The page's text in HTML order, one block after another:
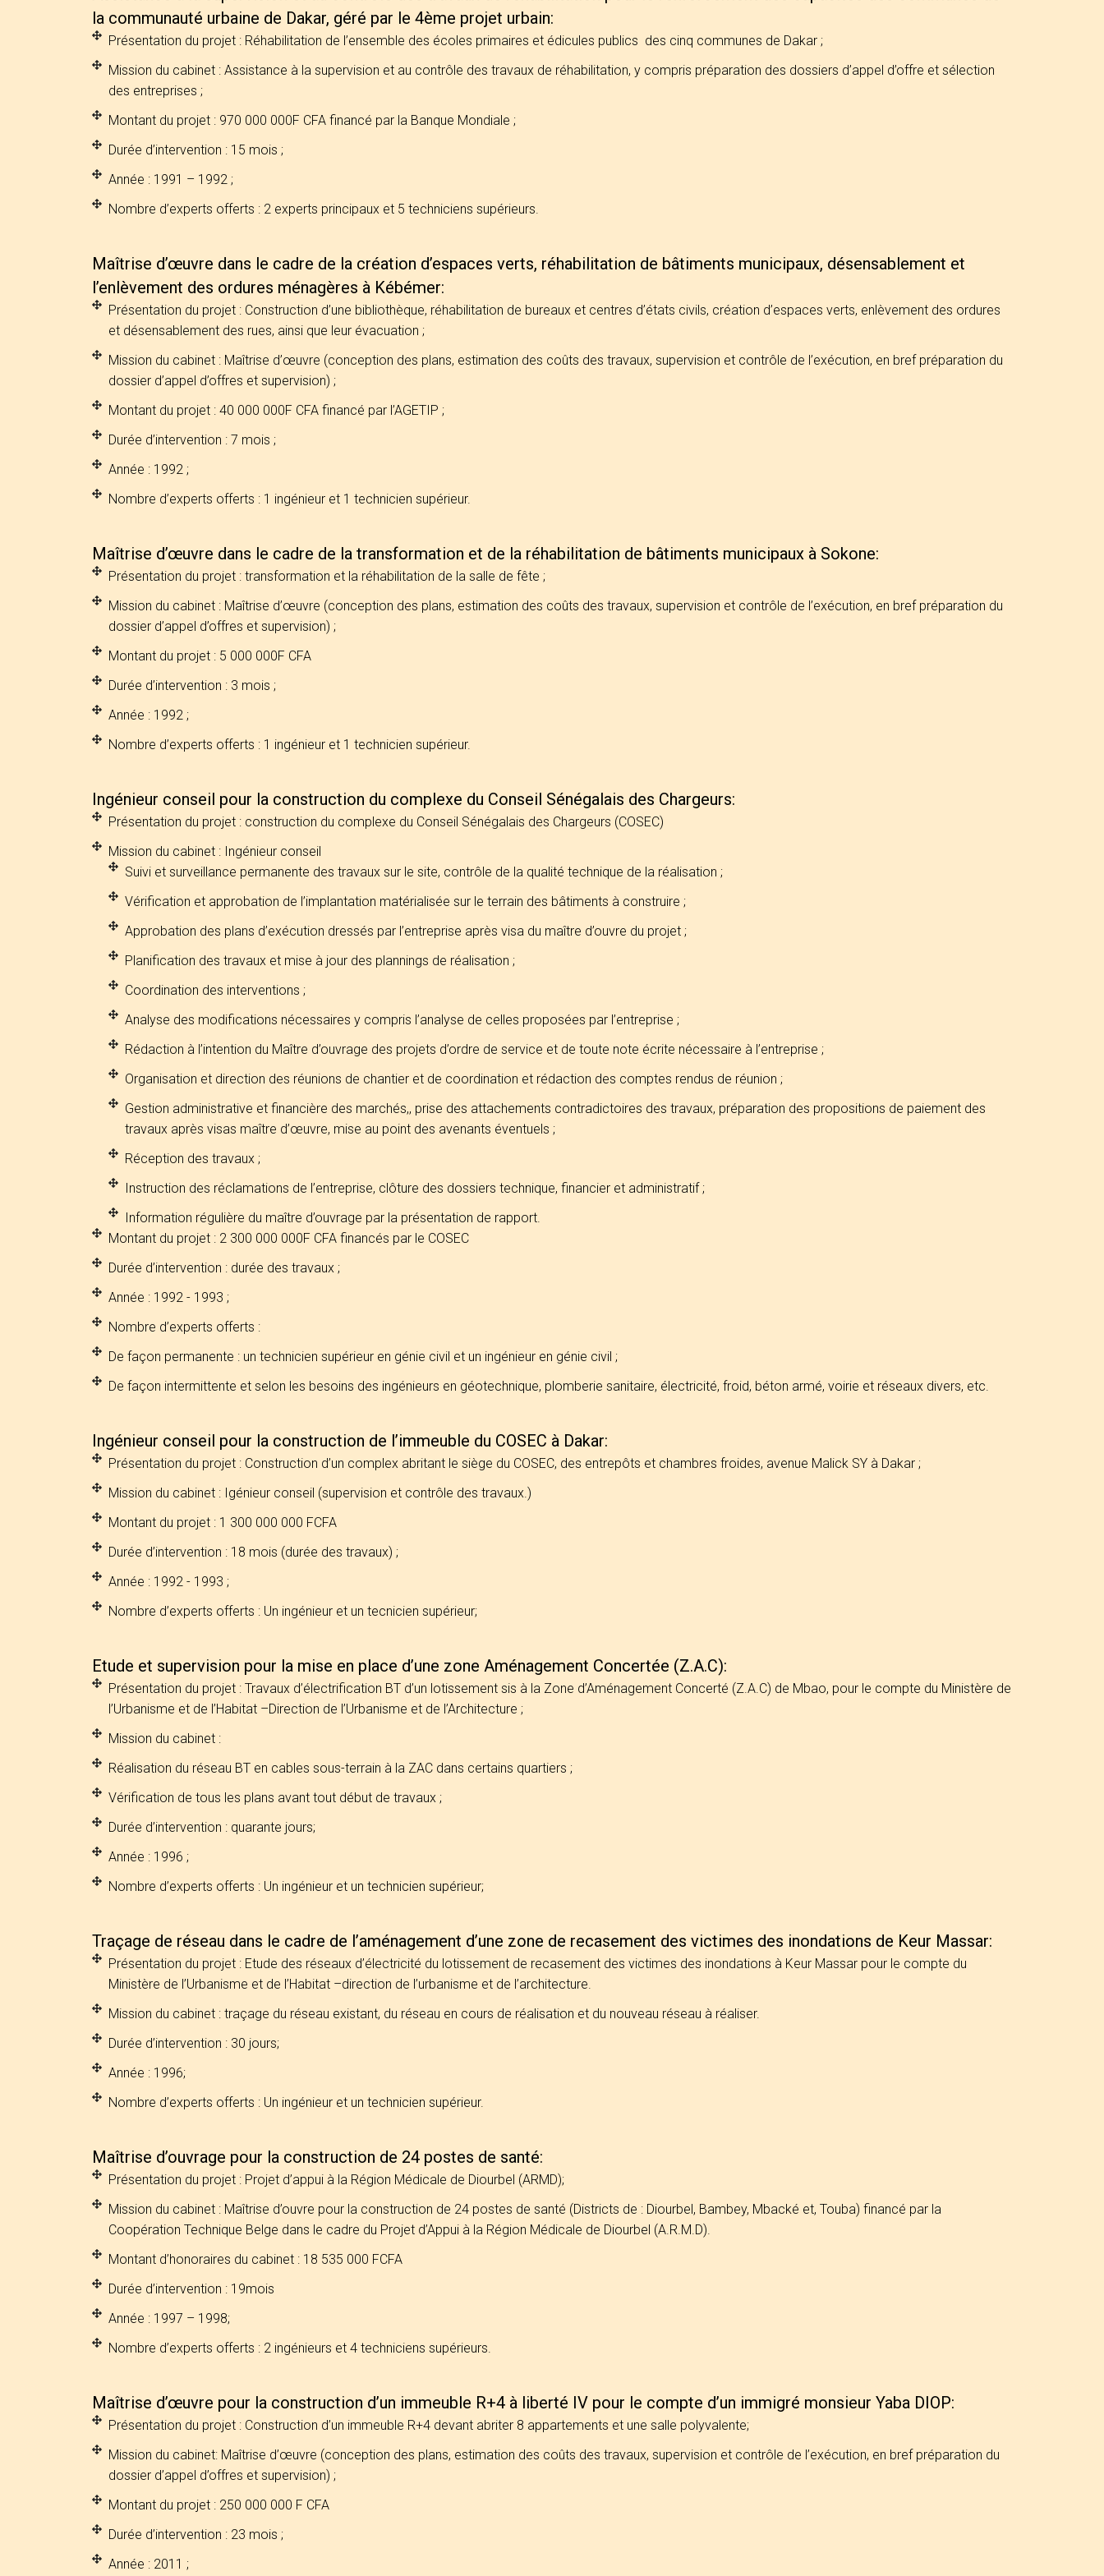
la communauté urbaine de Dakar, géré par le 4ème projet urbain:
Présentation du projet : Réhabilitation de l’ensemble des écoles primaires et édicules publics des cinq communes de Dakar ;
Mission du cabinet : Assistance à la supervision et au contrôle des travaux de réhabilitation, y compris préparation des dossiers d’appel d’offre et sélection
des entreprises ;
Montant du projet : 970 000 000F CFA financé par la Banque Mondiale ;
Durée d’intervention : 15 mois ;
Année : 1991 – 1992 ;
Nombre d’experts offerts : 2 experts principaux et 5 techniciens supérieurs.
Maîtrise d’œuvre dans le cadre de la création d’espaces verts, réhabilitation de bâtiments municipaux, désensablement et
l’enlèvement des ordures ménagères à Kébémer:
Présentation du projet : Construction d’une bibliothèque, réhabilitation de bureaux et centres d’états civils, création d’espaces verts, enlèvement des ordures
et désensablement des rues, ainsi que leur évacuation ;
Mission du cabinet : Maîtrise d’œuvre (conception des plans, estimation des coûts des travaux, supervision et contrôle de l’exécution, en bref préparation du
dossier d’appel d’offres et supervision) ;
Montant du projet : 40 000 000F CFA financé par l’AGETIP ;
Durée d’intervention : 7 mois ;
Année : 1992 ;
Nombre d’experts offerts : 1 ingénieur et 1 technicien supérieur.
Maîtrise d’œuvre dans le cadre de la transformation et de la réhabilitation de bâtiments municipaux à Sokone:
Présentation du projet : transformation et la réhabilitation de la salle de fête ;
Mission du cabinet : Maîtrise d’œuvre (conception des plans, estimation des coûts des travaux, supervision et contrôle de l’exécution, en bref préparation du
dossier d’appel d’offres et supervision) ;
Montant du projet : 5 000 000F CFA
Durée d’intervention : 3 mois ;
Année : 1992 ;
Nombre d’experts offerts : 1 ingénieur et 1 technicien supérieur.
Ingénieur conseil pour la construction du complexe du Conseil Sénégalais des Chargeurs:
Présentation du projet : construction du complexe du Conseil Sénégalais des Chargeurs (COSEC)
Mission du cabinet : Ingénieur conseil
Suivi et surveillance permanente des travaux sur le site, contrôle de la qualité technique de la réalisation ;
Vérification et approbation de l’implantation matérialisée sur le terrain des bâtiments à construire ;
Approbation des plans d’exécution dressés par l’entreprise après visa du maître d’ouvre du projet ;
Planification des travaux et mise à jour des plannings de réalisation ;
Coordination des interventions ;
Analyse des modifications nécessaires y compris l’analyse de celles proposées par l’entreprise ;
Rédaction à l’intention du Maître d’ouvrage des projets d’ordre de service et de toute note écrite nécessaire à l’entreprise ;
Organisation et direction des réunions de chantier et de coordination et rédaction des comptes rendus de réunion ;
Gestion administrative et financière des marchés,, prise des attachements contradictoires des travaux, préparation des propositions de paiement des
travaux après visas maître d’œuvre, mise au point des avenants éventuels ;
Réception des travaux ;
Instruction des réclamations de l’entreprise, clôture des dossiers technique, financier et administratif ;
Information régulière du maître d’ouvrage par la présentation de rapport.
Montant du projet : 2 300 000 000F CFA financés par le COSEC
Durée d’intervention : durée des travaux ;
Année : 1992 - 1993 ;
Nombre d’experts offerts :
De façon permanente : un technicien supérieur en génie civil et un ingénieur en génie civil ;
De façon intermittente et selon les besoins des ingénieurs en géotechnique, plomberie sanitaire, électricité, froid, béton armé, voirie et réseaux divers, etc.
Ingénieur conseil pour la construction de l’immeuble du COSEC à Dakar:
Présentation du projet : Construction d’un complex abritant le siège du COSEC, des entrepôts et chambres froides, avenue Malick SY à Dakar ;
Mission du cabinet : Igénieur conseil (supervision et contrôle des travaux.)
Montant du projet : 1 300 000 000 FCFA
Durée d’intervention : 18 mois (durée des travaux) ;
Année : 1992 - 1993 ;
Nombre d’experts offerts : Un ingénieur et un tecnicien supérieur;
Etude et supervision pour la mise en place d’une zone Aménagement Concertée (Z.A.C):
Présentation du projet : Travaux d’électrification BT d’un lotissement sis à la Zone d’Aménagement Concerté (Z.A.C) de Mbao, pour le compte du Ministère de
l’Urbanisme et de l’Habitat –Direction de l’Urbanisme et de l’Architecture ;
Mission du cabinet :
Réalisation du réseau BT en cables sous-terrain à la ZAC dans certains quartiers ;
Vérification de tous les plans avant tout début de travaux ;
Durée d’intervention : quarante jours;
Année : 1996 ;
Nombre d’experts offerts : Un ingénieur et un technicien supérieur;
Traçage de réseau dans le cadre de l’aménagement d’une zone de recasement des victimes des inondations de Keur Massar:
Présentation du projet : Etude des réseaux d’électricité du lotissement de recasement des victimes des inondations à Keur Massar pour le compte du
Ministère de l’Urbanisme et de l’Habitat –direction de l’urbanisme et de l’architecture.
Mission du cabinet : traçage du réseau existant, du réseau en cours de réalisation et du nouveau réseau à réaliser.
Durée d’intervention : 30 jours;
Année : 1996;
Nombre d’experts offerts : Un ingénieur et un technicien supérieur.
Maîtrise d’ouvrage pour la construction de 24 postes de santé:
Présentation du projet : Projet d’appui à la Région Médicale de Diourbel (ARMD);
Mission du cabinet : Maîtrise d’ouvre pour la construction de 24 postes de santé (Districts de : Diourbel, Bambey, Mbacké et, Touba) financé par la
Coopération Technique Belge dans le cadre du Projet d’Appui à la Région Médicale de Diourbel (A.R.M.D).
Montant d’honoraires du cabinet : 18 535 000 FCFA
Durée d’intervention : 19mois
Année : 1997 – 1998;
Nombre d’experts offerts : 2 ingénieurs et 4 techniciens supérieurs.
Maîtrise d’œuvre pour la construction d’un immeuble R+4 à liberté IV pour le compte d’un immigré monsieur Yaba DIOP:
Présentation du projet : Construction d’un immeuble R+4 devant abriter 8 appartements et une salle polyvalente;
Mission du cabinet: Maîtrise d’œuvre (conception des plans, estimation des coûts des travaux, supervision et contrôle de l’exécution, en bref préparation du
dossier d’appel d’offres et supervision) ;
Montant du projet : 250 000 000 F CFA
Durée d’intervention : 23 mois ;
Année : 2011 ;